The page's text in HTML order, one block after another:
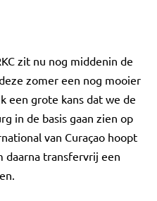
zit nu nog middenin de
zomer een nog mooier
een grote kans dat we de
in de basis gaan zien op
van Curaçao hoopt
daarna transfervrij een